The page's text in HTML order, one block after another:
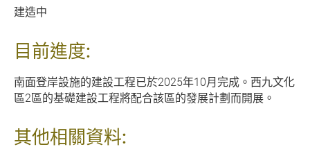
建造中
目前進度:
南面登岸設施的建設工程已於2025年10月完成。西九文化
區2區的基礎建設工程將配合該區的發展計劃而開展。
其他相關資料: